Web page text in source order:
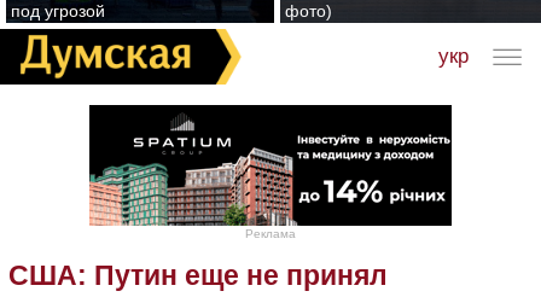
под угрозой
фото)
укр
Реклама
США: Путин еще не принял